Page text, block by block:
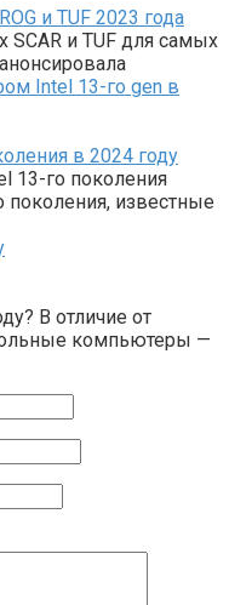
и TUF 2023 года
SCAR и TUF для самых
в 2024 году
13-го поколения
известные
В отличие от
компьютеры —